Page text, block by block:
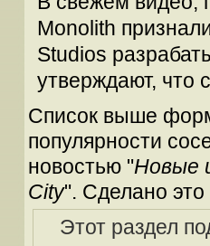
Monolith
Studios
утверждают, что
Список выше
популярности
новостью "Новые
City". Сделано это
Этот раздел